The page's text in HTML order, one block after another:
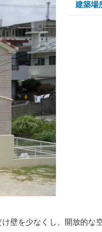
建築場
壁を少なくし、開放的な